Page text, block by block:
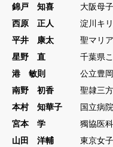
錦戸 知喜
大阪母
西原 正人
淀川キ
平井 康太
聖マリ
星野 直
千葉県
港 敏則
公立豊
南野 初香
聖隷三
本村 知華子
国立病
宮本 学
獨協医
山田 洋輔
東京女
SNS 運用ポリ
サイトマッ
お問い合わ